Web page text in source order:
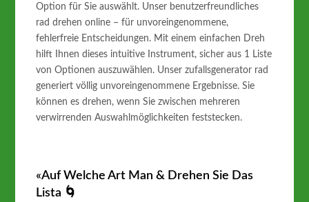
Option für Sie auswählt. Unser benutzerfreundliches
rad drehen online – für unvoreingenommene,
fehlerfreie Entscheidungen. Mit einem einfachen Dreh
hilft Ihnen dieses intuitive Instrument, sicher aus 1 Liste
von Optionen auszuwählen. Unser zufallsgenerator rad
generiert völlig unvoreingenommene Ergebnisse. Sie
können es drehen, wenn Sie zwischen mehreren
verwirrenden Auswahlmöglichkeiten feststecken.
«Auf Welche Art Man & Drehen Sie Das
Lista 🌀